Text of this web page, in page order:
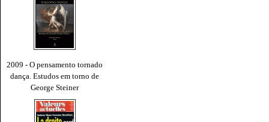
2009 - O pensamento tornado
dança. Estudos em torno de
George Steiner